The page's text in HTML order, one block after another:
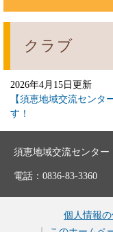
クラブ
2026年4月15日更新
【須恵地域交流センタ
す！
須恵地域交流センター
電話：0836-83-3360
個人情報の